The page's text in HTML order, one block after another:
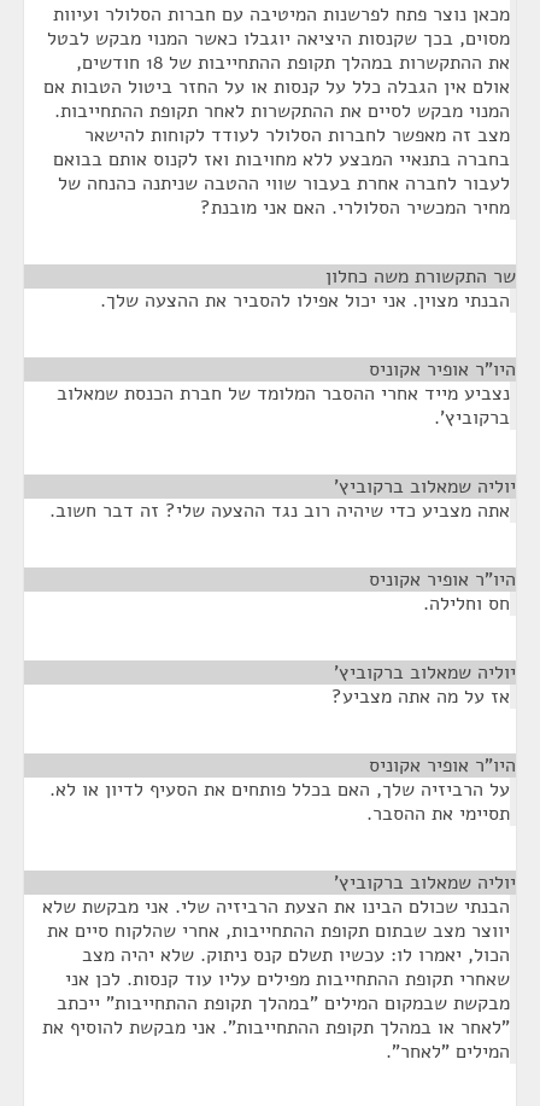
מכאן נוצר פתח לפרשנות המיטיבה עם חברות הסלולר ועיוות
מסוים, בכך שקנסות היציאה יוגבלו כאשר המנוי מבקש לבטל
את ההתקשרות במהלך תקופת ההתחייבות של 18 חודשים,
אולם אין הגבלה כלל על קנסות או על החזר ביטול הטבות אם
המנוי מבקש לסיים את ההתקשרות לאחר תקופת ההתחייבות.
מצב זה מאפשר לחברות הסלולר לעודד לקוחות להישאר
בחברה בתנאיי המבצע ללא מחויבות ואז לקנוס אותם בבואם
לעבור לחברה אחרת בעבור שווי ההטבה שניתנה כהנחה של
מחיר המכשיר הסלולרי. האם אני מובנת?
שר התקשורת משה כחלון
הבנתי מצוין. אני יכול אפילו להסביר את ההצעה שלך.
היו"ר אופיר אקוניס
נצביע מייד אחרי ההסבר המלומד של חברת הכנסת שמאלוב
ברקוביץ'.
יוליה שמאלוב ברקוביץ'
אתה מצביע כדי שיהיה רוב נגד ההצעה שלי? זה דבר חשוב.
היו"ר אופיר אקוניס
חס וחלילה.
יוליה שמאלוב ברקוביץ'
אז על מה אתה מצביע?
היו"ר אופיר אקוניס
על הרביזיה שלך, האם בכלל פותחים את הסעיף לדיון או לא.
תסיימי את ההסבר.
יוליה שמאלוב ברקוביץ'
הבנתי שכולם הבינו את הצעת הרביזיה שלי. אני מבקשת שלא
יווצר מצב שבתום תקופת ההתחייבות, אחרי שהלקוח סיים את
הכול, יאמרו לו: עכשיו תשלם קנס ניתוק. שלא יהיה מצב
שאחרי תקופת ההתחייבות מפילים עליו עוד קנסות. לכן אני
מבקשת שבמקום המילים "במהלך תקופת ההתחייבות" ייכתב
"לאחר או במהלך תקופת ההתחייבות". אני מבקשת להוסיף את
המילים "לאחר".